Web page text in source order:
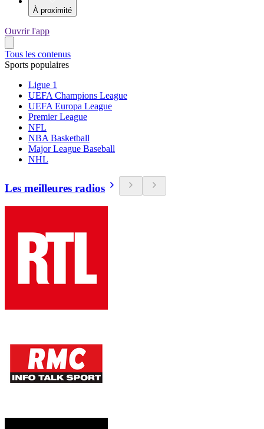
À proximité
Ouvrir l'app
Tous les contenus
Sports populaires
Ligue 1
UEFA Champions League
UEFA Europa League
Premier League
NFL
NBA Basketball
Major League Baseball
NHL
Les meilleures radios